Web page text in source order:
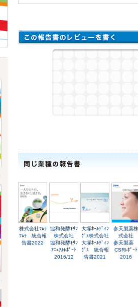
株式会社ﾂﾑﾗ
ﾂﾑﾗ 統合報
告書2022
協和発酵ｷﾘﾝ
株式会社
協和発酵ｷﾘﾝ
ｱﾆｭｱﾙﾚﾎﾟｰﾄ
2016/12
大塚ﾎｰﾙﾃﾞｨﾝ
ｸﾞｽ株式会社
大塚ﾎｰﾙﾃﾞｨﾝ
ｸﾞｽ 統合報
告書2021
参天製薬株
式会社
参天製薬
CSRﾚﾎﾟｰﾄ
2016